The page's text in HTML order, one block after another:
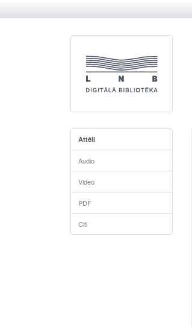
Attēli
Audio
Video
PDF
Citi